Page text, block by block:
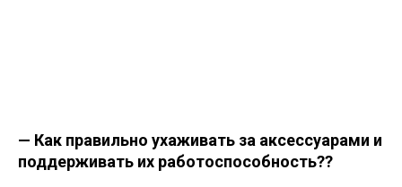
— Как правильно ухаживать за аксессуарами и
поддерживать их работоспособность??